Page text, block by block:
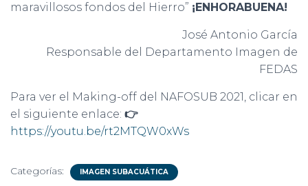
maravillosos fondos del Hierro” ¡ENHORABUENA!
José Antonio García
Responsable del Departamento Imagen de
FEDAS
Para ver el Making-off del NAFOSUB 2021, clicar en
el siguiente enlace: 👉
https://youtu.be/rt2MTQW0xWs
Categorías: IMAGEN SUBACUÁTICA